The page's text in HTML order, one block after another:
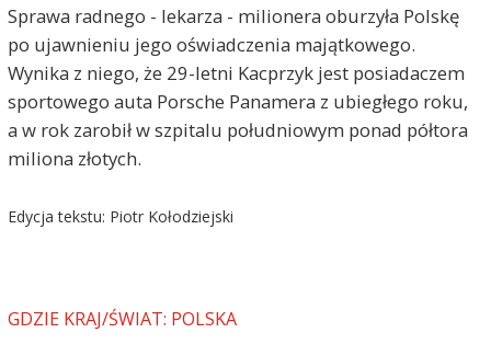
Sprawa radnego - lekarza - milionera oburzyła Polskę
po ujawnieniu jego oświadczenia majątkowego.
Wynika z niego, że 29-letni Kacprzyk jest posiadaczem
sportowego auta Porsche Panamera z ubiegłego roku,
a w rok zarobił w szpitalu południowym ponad półtora
miliona złotych.
Edycja tekstu: Piotr Kołodziejski
GDZIE KRAJ/ŚWIAT: POLSKA
marek: "Gdyby był z PiS-u już by siedział..." Sorki!
Ale to nie są zamordystyczne czasy PiS, gdy ludzi
zatrzymywano za nic i wożono po lipnych
przesłuchaniach do odległych komend i tam, po
wielu godzinach, wypuszczano na zasadzie "radź
se sam".
Jeśliś takiś pewny opresyjności obecnej władzy, to
wystaw proszę jakiegoś lekarza robiącego
Szubrawcy znajdują się wśród członków i
sympatyków każdej partii.
@ Jan Nowak-to są zamordystyczne rządy,wręcz